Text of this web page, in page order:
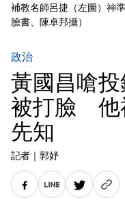
補教名師呂捷（左圖）神
臉書、陳卓邦攝）
政治
黃國昌嗆
被打臉 他
先知
記者 ｜ 郭妤